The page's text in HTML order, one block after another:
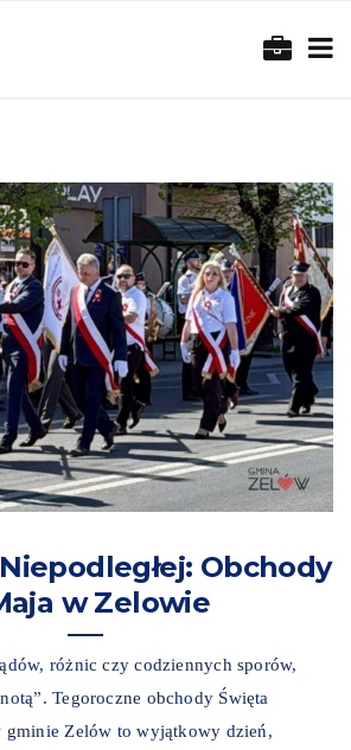
narzędzi
Obchody
w Zelowie
różnic czy codziennych sporów,
Tegoroczne obchody Święta
Zelów to wyjątkowy dzień,